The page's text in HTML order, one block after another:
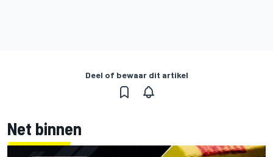
Deel of bewaar dit artikel
Net binnen